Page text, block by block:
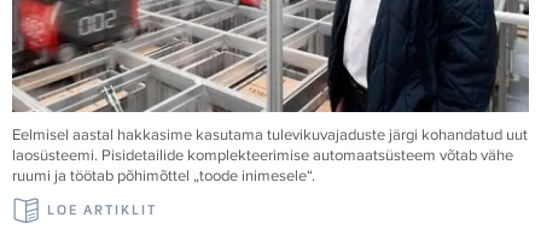
Eelmisel aastal hakkasime kasutama tulevikuvajaduste järgi kohandatud uut
laosüsteemi. Pisidetailide komplekteerimise automaatsüsteem võtab vähe
ruumi ja töötab põhimõttel „toode inimesele“.
LOE ARTIKLIT